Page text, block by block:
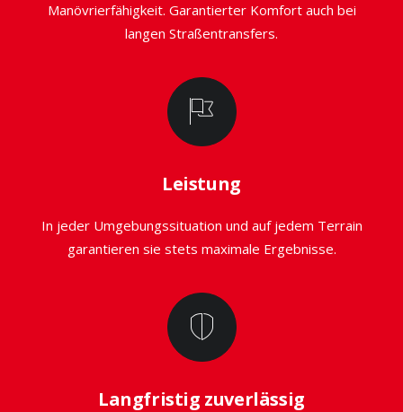
Manövrierfähigkeit. Garantierter Komfort auch bei
langen Straßentransfers.
Leistung
In jeder Umgebungssituation und auf jedem Terrain
garantieren sie stets maximale Ergebnisse.
Langfristig zuverlässig